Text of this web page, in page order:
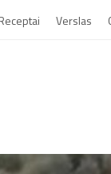
Verslas